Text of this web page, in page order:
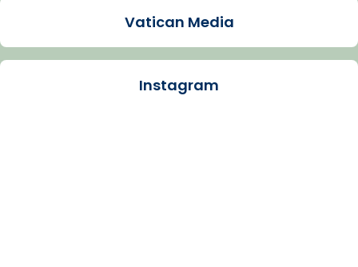
Santes de Mataró.
🔗tinyurl.com/cvu5jmbk
Vatican Media
Instagram